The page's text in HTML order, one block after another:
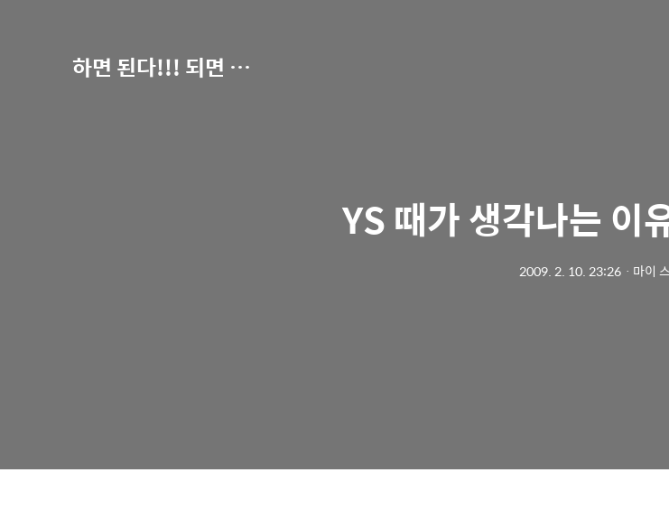
하면 된다!!! 되면 한다???
YS 때가 생각나는 이
2009. 2. 10. 23:26 ㆍ 마이